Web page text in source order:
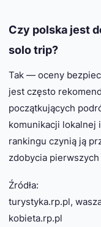
Czy polska jest
solo trip?
Tak — oceny
jest często
początkujących
komunikacji lokalnej
rankingu czynią ją
zdobycia
Źródła:
turystyka.rp.pl,
kobieta.rp.pl